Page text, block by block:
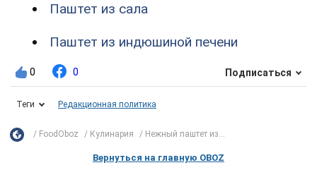
Паштет из сала
Паштет из индюшиной печени
0 0 Подписаться
Теги Редакционная политика
FoodOboz Кулинария Нежный паштет из...
Вернуться на главную OBOZ